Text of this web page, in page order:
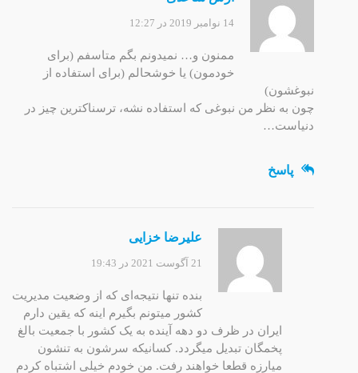
14 نوامبر 2019 در 12:27
ممنون و… نمیدونم بگم متاسفم (برای
خودمون) یا خوشحالم (برای استفاده از
نبوغشون)
چون به نظر من نبوغی که استفاده نشه، ترسناکترین چیز در
دنیاست…
پاسخ
علیرضا خزایی
21 آگوست 2021 در 19:43
بنده تنها نتیجه‌ای که از وضعیت مدیریت
کشور میتونم بگیرم اینه که یقین دارم
ایران در ظرف دو دهه آینده به یک کشور با جمعیت بالغ
پخمگان تبدیل میگردد. کسانیکه سرشون به تنشون
میارزه قطعا خواهند رفت. من خودم خیلی اشتباه کردم